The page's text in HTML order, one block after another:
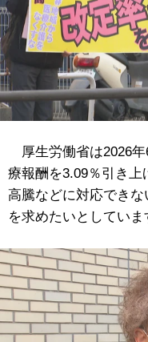
厚生労働省は2026
療報酬を3.09％引き
高騰などに対応でき
を求めたいとしていま